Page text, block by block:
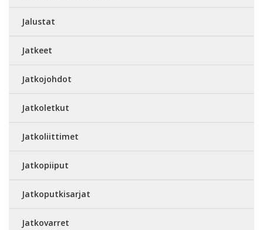
Jalustat
Jatkeet
Jatkojohdot
Jatkoletkut
Jatkoliittimet
Jatkopiiput
Jatkoputkisarjat
Jatkovarret